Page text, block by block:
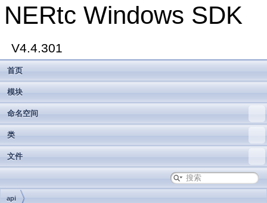
NERtc Windows SDK
V4.4.301
首页
模块
命名空间
类
文件
api